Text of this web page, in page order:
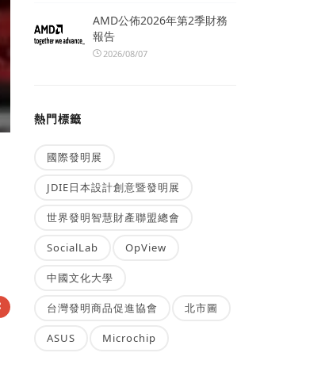
AMD公佈2026年第2季財務
報告
2026/08/07
熱門標籤
國際發明展
JDIE日本設計創意暨發明展
世界發明智慧財產聯盟總會
SocialLab OpView
中國文化大學
台灣發明商品促進協會 北市圖
ASUS Microchip